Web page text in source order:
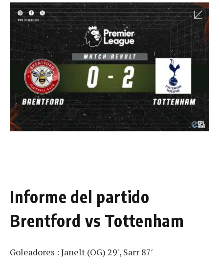
Informe del partido
Brentford vs Tottenham
Goleadores : Janelt (OG) 29′, Sarr 87′